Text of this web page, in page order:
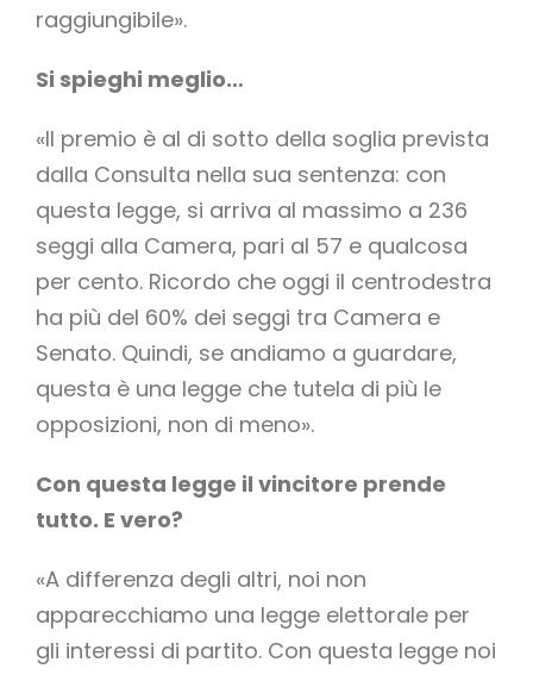
raggiungibile».
Si spieghi meglio…
«Il premio è al di sotto della soglia prevista
dalla Consulta nella sua sentenza: con
questa legge, si arriva al massimo a 236
seggi alla Camera, pari al 57 e qualcosa
per cento. Ricordo che oggi il centrodestra
ha più del 60% dei seggi tra Camera e
Senato. Quindi, se andiamo a guardare,
questa è una legge che tutela di più le
opposizioni, non di meno».
Con questa legge il vincitore prende
tutto. E vero?
«A differenza degli altri, noi non
apparecchiamo una legge elettorale per
gli interessi di partito. Con questa legge noi